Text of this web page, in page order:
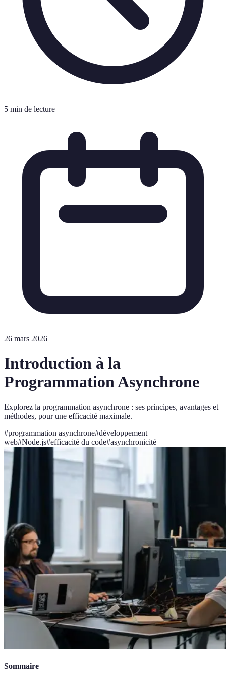
5 min de lecture
26 mars 2026
Introduction à la
Programmation Asynchrone
Explorez la programmation asynchrone : ses principes, avantages et
méthodes, pour une efficacité maximale.
#programmation asynchrone#développement
web#Node.js#efficacité du code#asynchronicité
Sommaire